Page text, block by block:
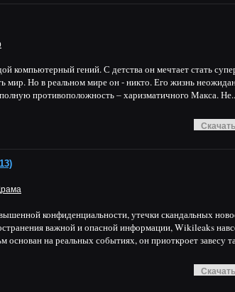
компьютерный гений. С детства он мечтает стать
мир. Но в реальном мире он - никто. Его жизнь
противоположность – харизматичного Макса.
конфиденциальности, утечки скандальных
важной и опасной информации, Wikileaks
основан на реальных событиях, он приоткроет завесу